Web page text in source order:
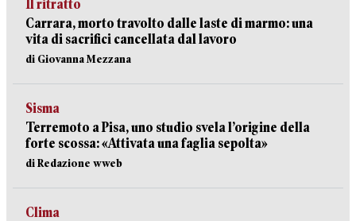
Il ritratto
Carrara, morto travolto dalle laste di marmo: una
vita di sacrifici cancellata dal lavoro
di Giovanna Mezzana
Sisma
Terremoto a Pisa, uno studio svela l’origine della
forte scossa: «Attivata una faglia sepolta»
di Redazione wweb
Clima